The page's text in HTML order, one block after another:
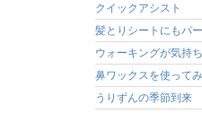
クイックアシスト
髪とりシートにもパ
ウォーキングが気持
鼻ワックスを使って
うりずんの季節到来